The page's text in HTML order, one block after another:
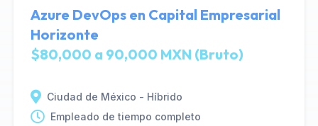
Azure DevOps en Capital Empresarial
Horizonte
$80,000 a 90,000 MXN (Bruto)
Ciudad de México - Híbrido
Empleado de tiempo completo